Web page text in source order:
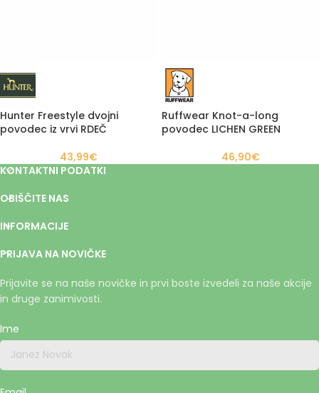
Hunter Freestyle dvojni
povodec iz vrvi RDEČ
43,99€
Ruffwear Knot-a-long
povodec LICHEN GREEN
46,90€
KONTAKTNI PODATKI
OBIŠČITE NAS
INFORMACIJE
PRIJAVA NA NOVIČKE
Prijavite se na naše novičke in prvi boste izvedeli za naše akcije
in druge zanimivosti.
Ime